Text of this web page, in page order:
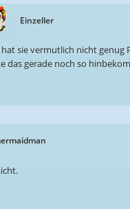
Einzeller
sie vermutlich nicht genug
das gerade noch so